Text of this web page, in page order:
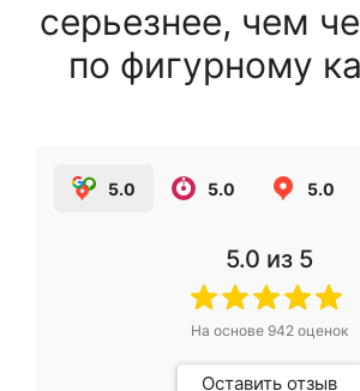
серьезнее, чем
по фигурному
5.0 5.0 5.0
5.0 из 5
На основе 942оценок
Оставить отзыв